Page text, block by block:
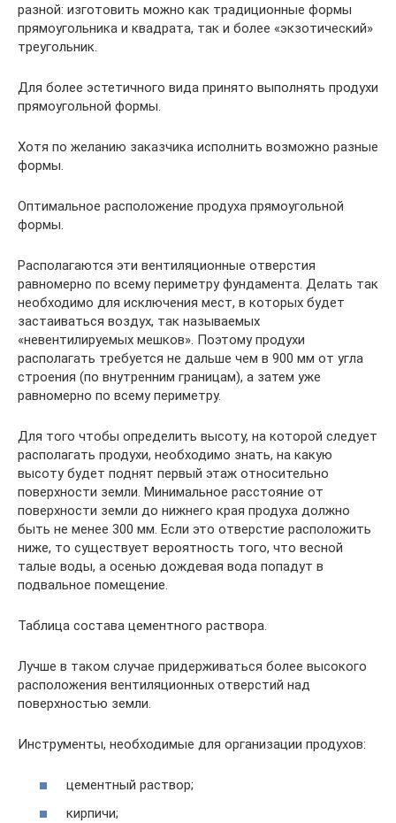
разной: изготовить можно как традиционные формы
прямоугольника и квадрата, так и более «экзотический»
треугольник.
Для более эстетичного вида принято выполнять продухи
прямоугольной формы.
Хотя по желанию заказчика исполнить возможно разные
формы.
Оптимальное расположение продуха прямоугольной
формы.
Располагаются эти вентиляционные отверстия
равномерно по всему периметру фундамента. Делать так
необходимо для исключения мест, в которых будет
застаиваться воздух, так называемых
«невентилируемых мешков». Поэтому продухи
располагать требуется не дальше чем в 900 мм от угла
строения (по внутренним границам), а затем уже
равномерно по всему периметру.
Для того чтобы определить высоту, на которой следует
располагать продухи, необходимо знать, на какую
высоту будет поднят первый этаж относительно
поверхности земли. Минимальное расстояние от
поверхности земли до нижнего края продуха должно
быть не менее 300 мм. Если это отверстие расположить
ниже, то существует вероятность того, что весной
талые воды, а осенью дождевая вода попадут в
подвальное помещение.
Таблица состава цементного раствора.
Лучше в таком случае придерживаться более высокого
расположения вентиляционных отверстий над
поверхностью земли.
Инструменты, необходимые для организации продухов:
цементный раствор;
кирпичи;